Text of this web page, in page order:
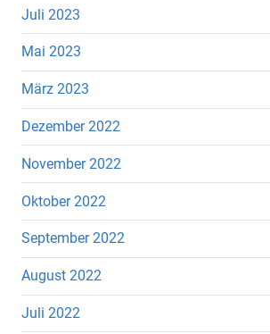
Juli 2023
Mai 2023
März 2023
Dezember 2022
November 2022
Oktober 2022
September 2022
August 2022
Juli 2022